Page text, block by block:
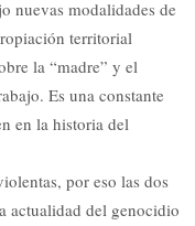
nuevas modalidades de
territorial
la “madre” y el
Es una constante
en la historia del
por eso las dos
actualidad del genocidio